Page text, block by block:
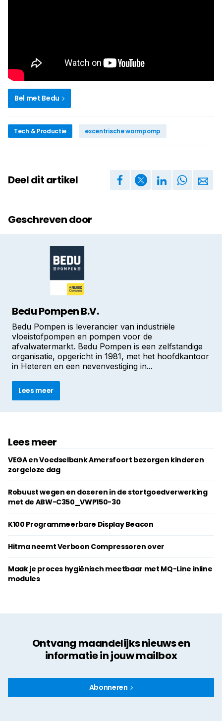
Bel met Bedu
Tech & Productie excentrische wormpomp
Deel dit artikel
Geschreven door
Bedu Pompen B.V.
Bedu Pompen is leverancier van industriële
vloeistofpompen en pompen voor de
afvalwatermarkt. Bedu Pompen is een zelfstandige
organisatie, opgericht in 1981, met het hoofdkantoor
in Heteren en een nevenvestiging in...
Lees meer
Lees meer
VEGA en Voedselbank Amersfoort bezorgen kinderen
zorgeloze dag
Robuust wegen en doseren in de stortgoedverwerking
met de ABW-C350_VWP150-30
K100 Programmeerbare Display Beacon
Hitma neemt Verboon Compressoren over
Maak je proces hygiënisch meetbaar met MQ-Line inline
modules
Ontvang maandelijks nieuws en
informatie in jouw mailbox
Abonneren